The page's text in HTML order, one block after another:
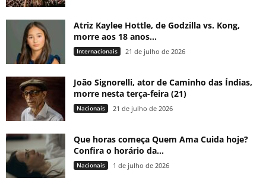
Atriz Kaylee Hottle, de Godzilla vs. Kong,
morre aos 18 anos...
Internacionais 21 de julho de 2026
João Signorelli, ator de Caminho das Índias,
morre nesta terça-feira (21)
Nacionais 21 de julho de 2026
Que horas começa Quem Ama Cuida hoje?
Confira o horário da...
Nacionais 1 de julho de 2026